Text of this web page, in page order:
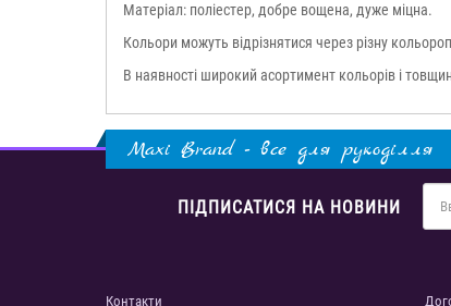
Матеріал: поліестер, добре вощена, дуже міцна.
Кольори можуть відрізнятися через різну
В наявності широкий асортимент кольорів і
Maxi Brand - все для рукоділля
ПІДПИСАТИСЯ НА НОВИНИ
Контакти